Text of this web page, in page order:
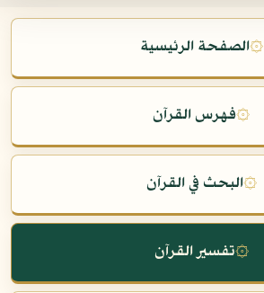
۞الصفحة الرئيسية
۞فهرس القرآن
۞البحث في القرآن
۞تفسير القرآن